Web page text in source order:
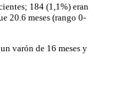
184 (1,1%) eran
20.6 meses (rango 0-
varón de 16 meses y